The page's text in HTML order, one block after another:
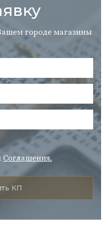
городе магазины
Cоглашения.